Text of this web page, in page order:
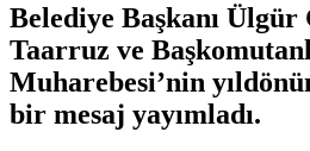
Belediye Başkanı
Taarruz ve
Muharebesi’nin
bir mesaj yayımladı.